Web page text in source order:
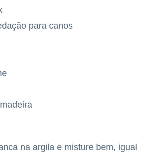
para canos
na argila e misture bem, igual